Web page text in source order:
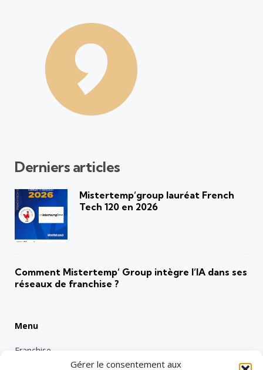
Gérer le consentement aux
Derniers articles
Mistertemp’group lauréat French
Tech 120 en 2026
Comment Mistertemp’ Group intègre l’IA dans ses
réseaux de franchise ?
Menu
Franchise